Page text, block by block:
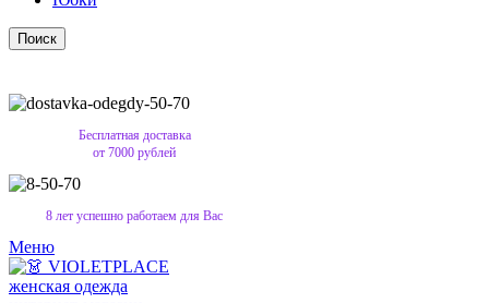
Поиск
Бесплатная доставка
от 7000 рублей
8 лет успешно работаем для Вас
Меню